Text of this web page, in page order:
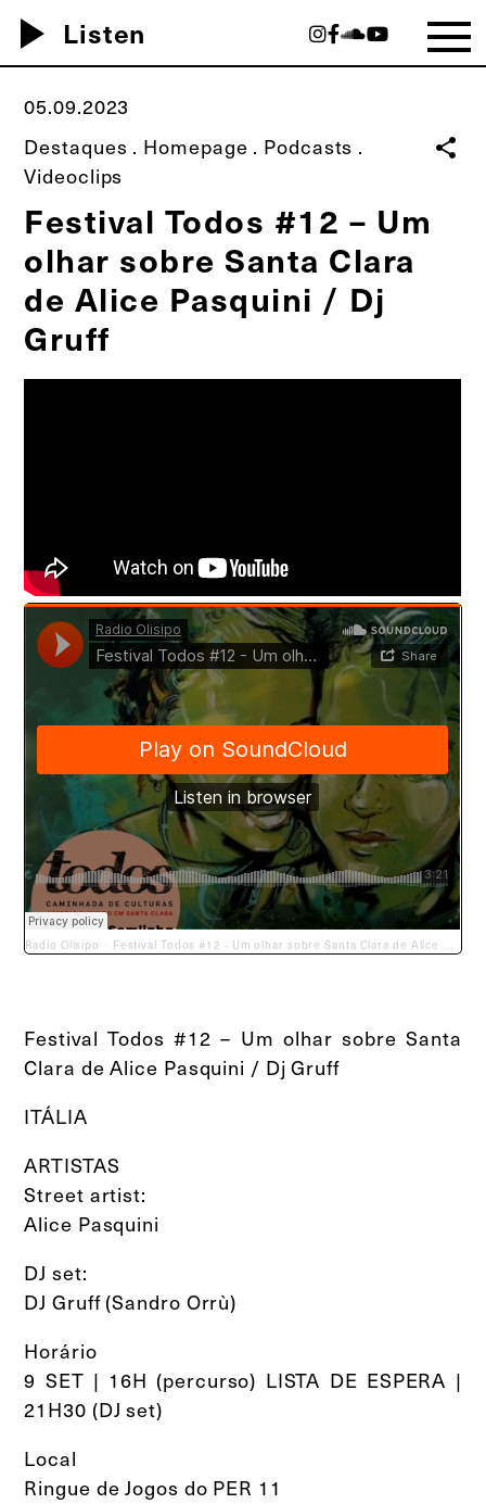
play_arrow Listen
05.09.2023
Destaques . Homepage . Podcasts .
Videoclips
share
Festival Todos #12 – Um
olhar sobre Santa Clara
de Alice Pasquini / Dj
Gruff
Radio Olisipo · Festival Todos #12 - Um olhar sobre Santa Clara de Alice Pasquini / Dj Gruff
Festival Todos #12 – Um olhar sobre Santa
Clara de Alice Pasquini / Dj Gruff
ITÁLIA
ARTISTAS
Street artist:
Alice Pasquini
DJ set:
DJ Gruff (Sandro Orrù)
Horário
9 SET | 16H (percurso) LISTA DE ESPERA |
21H30 (DJ set)
Local
Ringue de Jogos do PER 11